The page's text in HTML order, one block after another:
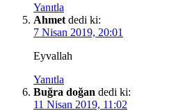
Yanıtla
Ahmet dedi ki:
7 Nisan 2019, 20:01
Eyvallah
Yanıtla
Buğra doğan dedi ki:
11 Nisan 2019, 11:02